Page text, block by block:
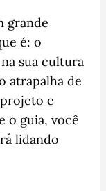
grande
é: o
sua cultura
atrapalha de
e
o guia, você
lidando